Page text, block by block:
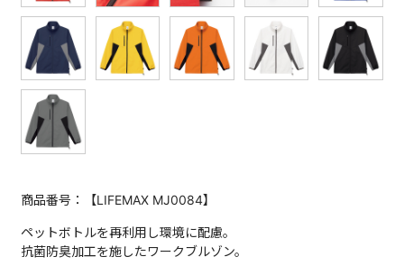
商品番号：【LIFEMAX MJ0084】
ペットボトルを再利用し環境に配慮。
抗菌防臭加工を施したワークブルゾン。